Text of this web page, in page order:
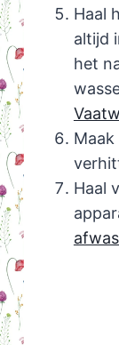
Haal
altijd
het
Haal